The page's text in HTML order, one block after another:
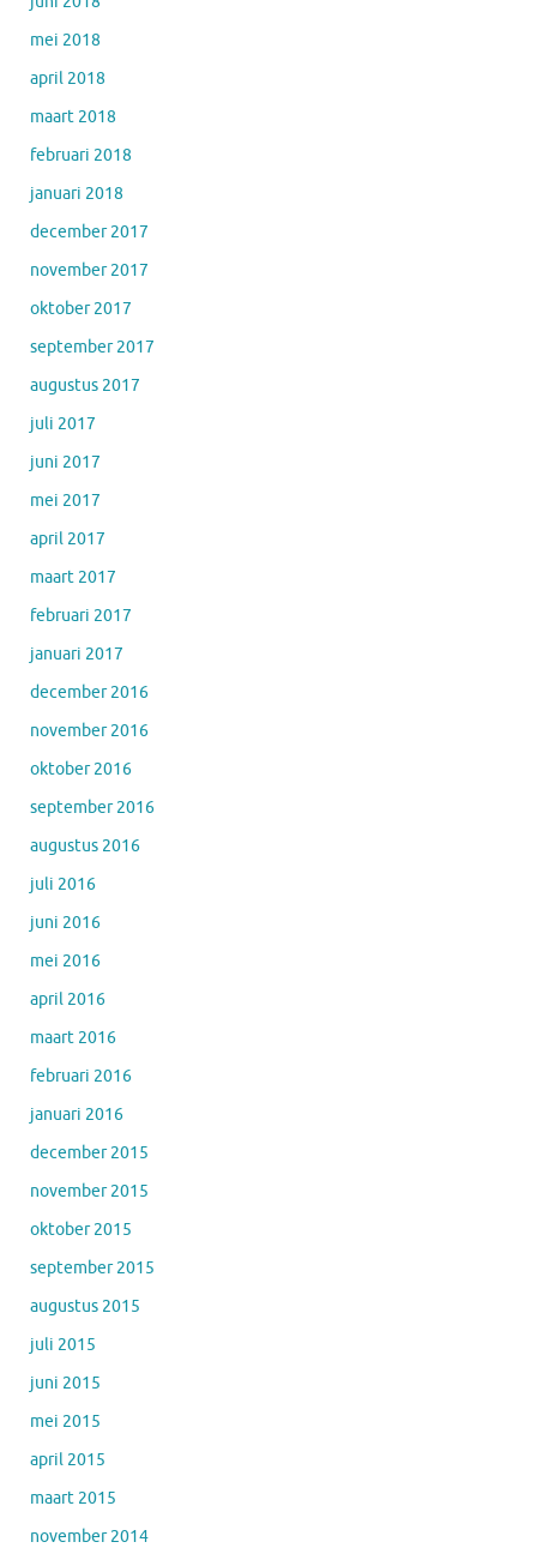
mei 2018
april 2018
maart 2018
februari 2018
januari 2018
december 2017
november 2017
oktober 2017
september 2017
augustus 2017
juli 2017
juni 2017
mei 2017
april 2017
maart 2017
februari 2017
januari 2017
december 2016
november 2016
oktober 2016
september 2016
augustus 2016
juli 2016
juni 2016
mei 2016
april 2016
maart 2016
februari 2016
januari 2016
december 2015
november 2015
oktober 2015
september 2015
augustus 2015
juli 2015
juni 2015
mei 2015
april 2015
maart 2015
november 2014